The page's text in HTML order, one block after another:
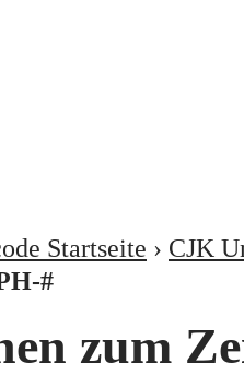
Startseite › CJK
#
zum